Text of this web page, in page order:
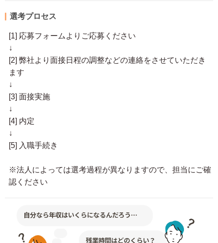
選考プロセス
[1] 応募フォームよりご応募ください
↓
[2] 弊社より面接日程の調整などの連絡をさせていただき
ます
↓
[3] 面接実施
↓
[4] 内定
↓
[5] 入職手続き
※法人によっては選考過程が異なりますので、担当にご確
認ください